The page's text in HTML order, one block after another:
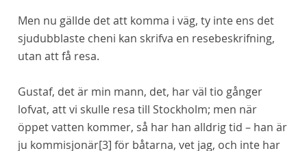
Men nu gällde det att komma i väg, ty inte ens det
sjudubblaste cheni kan skrifva en resebeskrifning,
utan att få resa.
Gustaf, det är min mann, det, har väl tio gånger
lofvat, att vi skulle resa till Stockholm; men när
öppet vatten kommer, så har han alldrig tid – han är
ju kommisjonär[3] för båtarna, vet jag, och inte har